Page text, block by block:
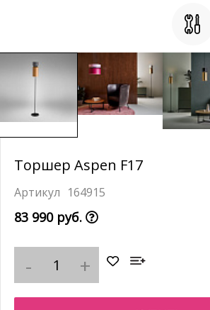
Торшер Aspen F17
164915
83 990 руб.